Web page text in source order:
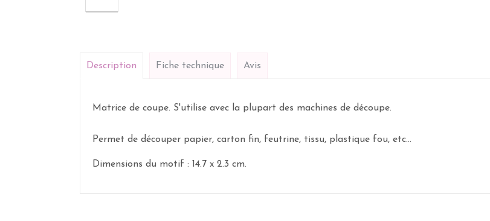
Description Fiche technique Avis
Matrice de coupe. S'utilise avec la plupart des machines de découpe.
Permet de découper papier, carton fin, feutrine, tissu, plastique fou, etc...
Dimensions du motif : 14.7 x 2.3 cm.